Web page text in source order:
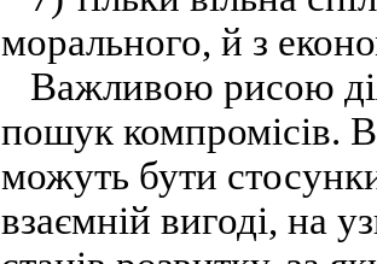
морального, й з
Важливою рисою
пошук компромісів.
можуть бути
взаємній вигоді, на